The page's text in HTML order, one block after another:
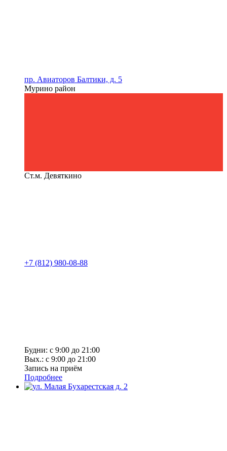
пр. Авиаторов Балтики, д. 5
Мурино район
Ст.м. Девяткино
+7 (812) 980-08-88
Будни: с 9:00 до 21:00
Вых.: с 9:00 до 21:00
Запись на приём
Подробнее